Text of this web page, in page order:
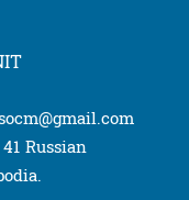
Russian